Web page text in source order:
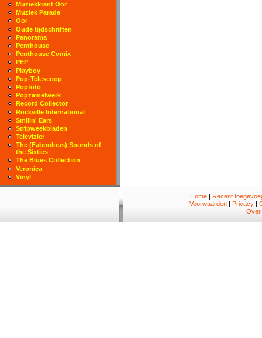
Muziekkrant Oor
Muziek Parade
Oor
Oude tijdschriften
Panorama
Penthouse
Penthouse Comix
PEP
Playboy
Pop-Telescoop
Popfoto
Popzamelwerk
Record Collector
Rockville International
Smilin' Ears
Stripweekbladen
Televizier
The (Faboulous) Sounds of
the Sixties
The Blues Collection
Veronica
Vinyl
Home| Recent
Voorwaarden | Privacy |
Over